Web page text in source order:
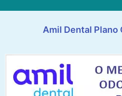
Amil Dental Plano